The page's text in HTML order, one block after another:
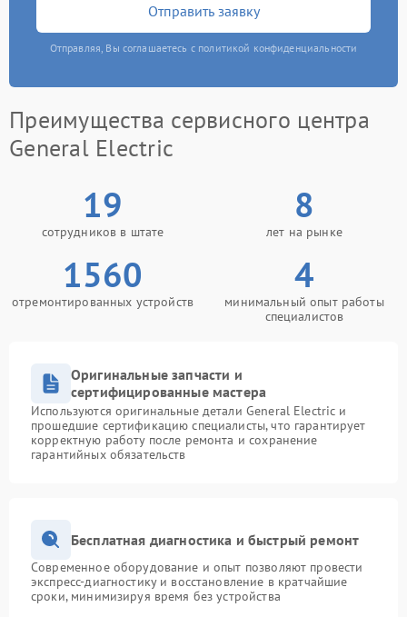
Отправить заявку
Отправляя, Вы соглашаетесь с политикой конфиденциальности
Преимущества сервисного центра
General Electric
19
сотрудников в штате
8
лет на рынке
1560
отремонтированных устройств
4
минимальный опыт работы
специалистов
Оригинальные запчасти и
сертифицированные мастера
Используются оригинальные детали General Electric и
прошедшие сертификацию специалисты, что гарантирует
корректную работу после ремонта и сохранение
гарантийных обязательств
Бесплатная диагностика и быстрый ремонт
Современное оборудование и опыт позволяют провести
экспресс-диагностику и восстановление в кратчайшие
сроки, минимизируя время без устройства